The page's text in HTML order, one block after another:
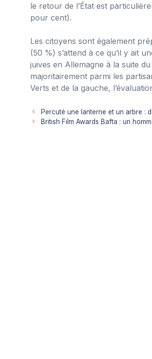
le retour de l’État est
pour cent).
Les citoyens sont également
(50 %) s’attend à ce qu’il y ait
juives en Allemagne à la suite
majoritairement parmi les
Verts et de la gauche,
Percuté une lanterne et un arbre :
British Film Awards Bafta : un